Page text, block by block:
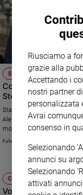
Musica
Arte
educazione
Genitori
e
figli
Nonni
Coppia
e
Adolescenza
Bioetica
STASERA IN TV
Con Baricco al
Steinbeck
Stasera su Rai 3 alle 21,15
Alessandro Baricco e
modo per mettere in
Fulvia Degl'Innocenti
CULTURA E SPETTACOLI
Volo in diretta con
Riusciamo a
grazie alla
Accettando i
nostri partner
personalizzata
Avrai
consenso in
Selezionando
annunci su
Selezionando
attivati